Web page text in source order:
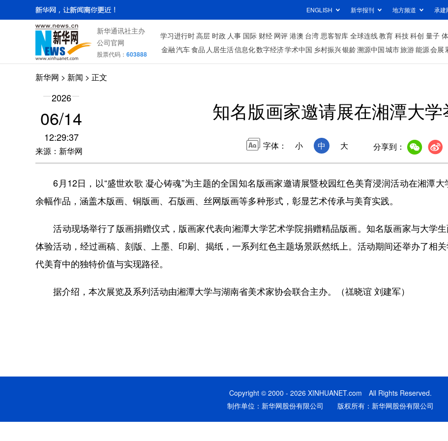
ENGLISH 新华报刊 地方频道 承建
新华通讯社主办
公司官网
股票代码： 603888
学习进行时高层 时政 人事 国际 财经 网评 港澳 台湾 思客智库 全球连线教育 科技科创 量子
金融汽车食品 人居生活信息化数字经济学术中国 乡村振兴银龄溯源中国城市旅游能源会展
新华网 > 新闻 > 正文
2026
06/14
12:29:37
来源：新华网
知名版画家邀请展在湘潭大学
字体： 小 中 大 分享到：
6月12日，以“盛世欢歌 凝心铸魂”为主题的全国知名版画家邀请展暨校园红色美育浸润活动在湘潭
余幅作品，涵盖木版画、铜版画、石版画、丝网版画等多种形式，彰显艺术传承与美育实践。
活动现场举行了版画捐赠仪式，版画家代表向湘潭大学艺术学院捐赠精品版画。知名版画家与大学
体验活动，经过画稿、刻版、上墨、印刷、揭纸，一系列红色主题场景跃然纸上。活动期间还举办了相
代美育中的独特价值与实现路径。
据介绍，本次展览及系列活动由湘潭大学与湖南省美术家协会联合主办。（禚晓谊 刘建军）
Copyright © 2000 - 2026 XINHUANET.com All Rights Reserved.
制作单位：新华网股份有限公司 版权所有：新华网股份有限公司